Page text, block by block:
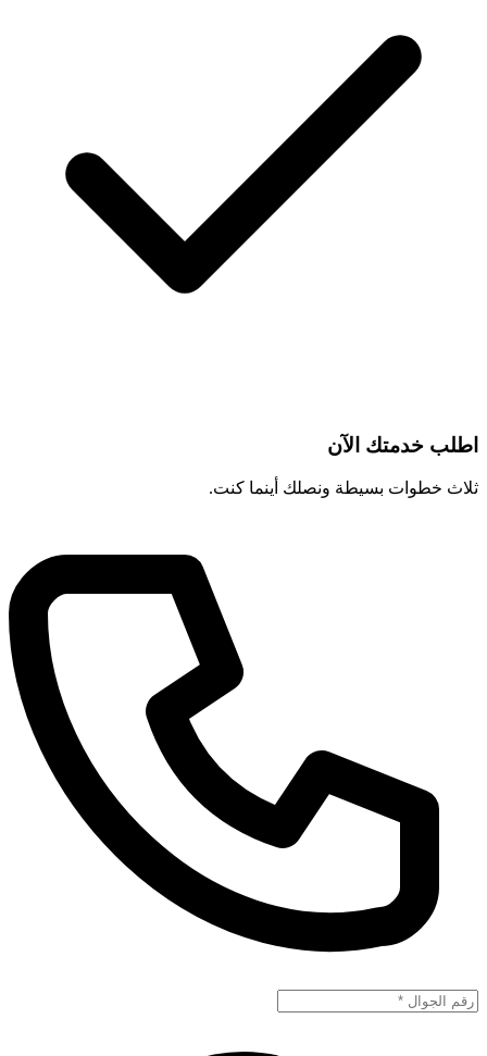
اطلب خدمتك الآن
ثلاث خطوات بسيطة ونصلك أينما كنت.